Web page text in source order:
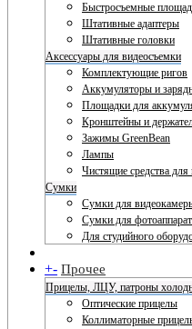
Быстросъемные
Штативные адаптеры
Штативные головки
Аксессуары для видеосъемки
Комплектующие ригов
Аккумуляторы и
Площадки для
Кронштейны и
Зажимы GreenBean
Лампы
Чистящие средства для
Сумки
Сумки для
Сумки для
Для студийного
+- Прочее
Прицелы, ЛЦУ, патроны
Оптические прицелы
Коллиматорные